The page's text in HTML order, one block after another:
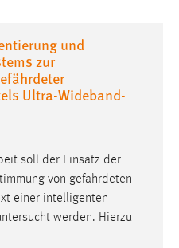
und
zur
Ultra-Wideband-
soll der Einsatz der
von gefährdeten
einer intelligenten
werden. Hierzu
wird in diesem Cookie
ist.